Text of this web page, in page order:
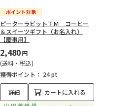
ピーターラビットＴＭ コーヒー
＆スイーツギフト（お名入れ）
【慶事用】
2,480円
(送料・税込)
獲得ポイント： 24 pt
詳細 カートに入れる